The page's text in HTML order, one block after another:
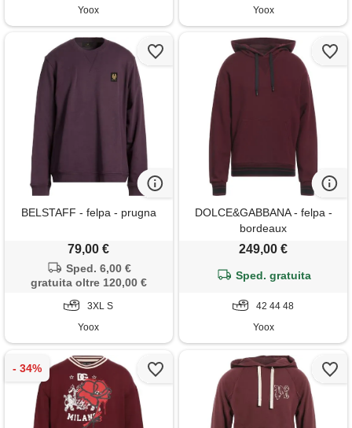
Yoox Yoox
BELSTAFF - felpa - prugna
79,00 €
Sped. 6,00 €
gratuita oltre 120,00 €
3XL S
Yoox
DOLCE&GABBANA - felpa -
bordeaux
249,00 €
Sped. gratuita
42 44 48
Yoox